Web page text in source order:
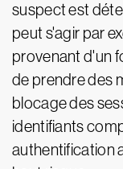
suspect est
peut s'agir par
provenant d'un
de prendre des
blocage des
identifiants
authentification